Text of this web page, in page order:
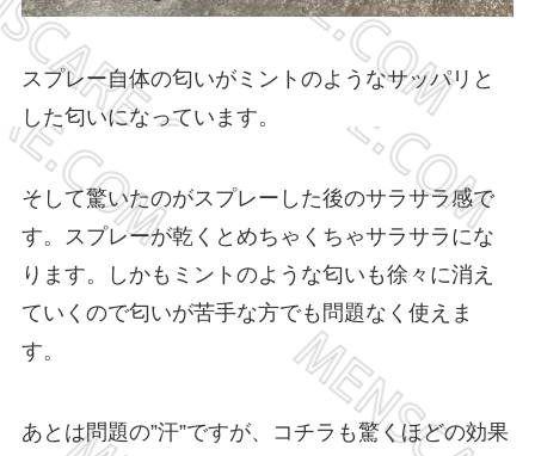
スプレー自体の匂いがミントのようなサッパリと
した匂いになっています。
そして驚いたのがスプレーした後のサラサラ感で
す。スプレーが乾くとめちゃくちゃサラサラにな
ります。しかもミントのような匂いも徐々に消え
ていくので匂いが苦手な方でも問題なく使えま
す。
あとは問題の”汗”ですが、コチラも驚くほどの効果